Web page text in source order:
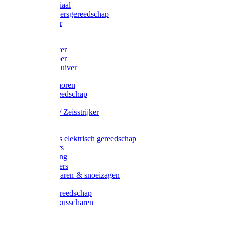
Afzetmateriaal
Stratenmakersgereedschap
Straathamer
Mestschuiver
Mestschraper
Sneeuwschuiver
Zeis toebehoren
Baggergereedschap
Wetstenen / Zeisstrijker
Accessoires elektrisch gereedschap
Grasmaaiers
Tuinreiniging
Robotmaaiers
Heggenscharen & snoeizagen
Klussen gereedschap
Gras & buxusscharen